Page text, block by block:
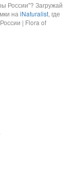
России"? Загружай
наiNaturalist, где
| Flora of